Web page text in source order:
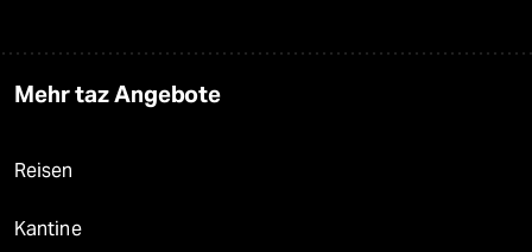
Mehr taz Angebote
Reisen
Kantine